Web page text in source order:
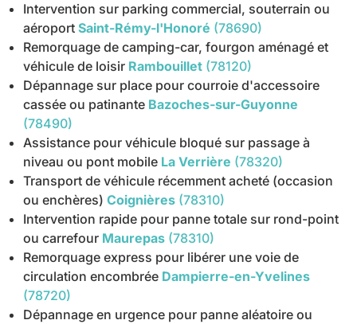
Intervention sur parking commercial, souterrain ou
aéroport Saint-Rémy-l'Honoré (78690)
Remorquage de camping-car, fourgon aménagé et
véhicule de loisir Rambouillet (78120)
Dépannage sur place pour courroie d'accessoire
cassée ou patinante Bazoches-sur-Guyonne
(78490)
Assistance pour véhicule bloqué sur passage à
niveau ou pont mobile La Verrière (78320)
Transport de véhicule récemment acheté (occasion
ou enchères) Coignières (78310)
Intervention rapide pour panne totale sur rond-point
ou carrefour Maurepas (78310)
Remorquage express pour libérer une voie de
circulation encombrée Dampierre-en-Yvelines
(78720)
Dépannage en urgence pour panne aléatoire ou